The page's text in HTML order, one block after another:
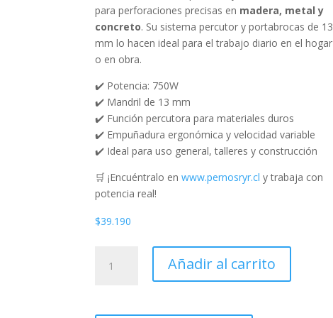
para perforaciones precisas en madera, metal y
concreto. Su sistema percutor y portabrocas de 13
mm lo hacen ideal para el trabajo diario en el hogar
o en obra.
✔️ Potencia: 750W
✔️ Mandril de 13 mm
✔️ Función percutora para materiales duros
✔️ Empuñadura ergonómica y velocidad variable
✔️ Ideal para uso general, talleres y construcción
🛒 ¡Encuéntralo enwww.pernosryr.cl y trabaja con
potencia real!
$39.190
PERCUTOR
Añadir al carrito